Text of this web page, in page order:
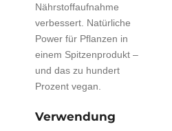
Nährstoffaufnahme
verbessert. Natürliche
Power für Pflanzen in
einem Spitzenprodukt –
und das zu hundert
Prozent vegan.
Verwendung